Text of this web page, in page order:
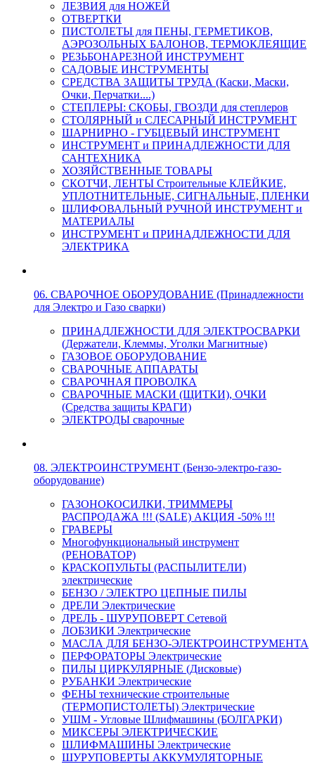
ЛЕЗВИЯ для НОЖЕЙ
ОТВЕРТКИ
ПИСТОЛЕТЫ для ПЕНЫ, ГЕРМЕТИКОВ,
АЭРОЗОЛЬНЫХ БАЛОНОВ, ТЕРМОКЛЕЯЩИЕ
РЕЗЬБОНАРЕЗНОЙ ИНСТРУМЕНТ
САДОВЫЕ ИНСТРУМЕНТЫ
СРЕДСТВА ЗАЩИТЫ ТРУДА (Каски, Маски,
Очки, Перчатки....)
СТЕПЛЕРЫ: СКОБЫ, ГВОЗДИ для степлеров
СТОЛЯРНЫЙ и СЛЕСАРНЫЙ ИНСТРУМЕНТ
ШАРНИРНО - ГУБЦЕВЫЙ ИНСТРУМЕНТ
ИНСТРУМЕНТ и ПРИНАДЛЕЖНОСТИ ДЛЯ
САНТЕХНИКА
ХОЗЯЙСТВЕННЫЕ ТОВАРЫ
СКОТЧИ, ЛЕНТЫ Строительные КЛЕЙКИЕ,
УПЛОТНИТЕЛЬНЫЕ, СИГНАЛЬНЫЕ, ПЛЕНКИ
ШЛИФОВАЛЬНЫЙ РУЧНОЙ ИНСТРУМЕНТ и
МАТЕРИАЛЫ
ИНСТРУМЕНТ и ПРИНАДЛЕЖНОСТИ ДЛЯ
ЭЛЕКТРИКА
06. СВАРОЧНОЕ ОБОРУДОВАНИЕ (Принадлежности
для Электро и Газо сварки)
ПРИНАДЛЕЖНОСТИ ДЛЯ ЭЛЕКТРОСВАРКИ
(Держатели, Клеммы, Уголки Магнитные)
ГАЗОВОЕ ОБОРУДОВАНИЕ
СВАРОЧНЫЕ АППАРАТЫ
СВАРОЧНАЯ ПРОВОЛКА
СВАРОЧНЫЕ МАСКИ (ЩИТКИ), ОЧКИ
(Средства защиты КРАГИ)
ЭЛЕКТРОДЫ сварочные
08. ЭЛЕКТРОИНСТРУМЕНТ (Бензо-электро-газо-
оборудование)
ГАЗОНОКОСИЛКИ, ТРИММЕРЫ
РАСПРОДАЖА !!! (SALE) АКЦИЯ -50% !!!
ГРАВЕРЫ
Многофункциональный инструмент
(РЕНОВАТОР)
КРАСКОПУЛЬТЫ (РАСПЫЛИТЕЛИ)
электрические
БЕНЗО / ЭЛЕКТРО ЦЕПНЫЕ ПИЛЫ
ДРЕЛИ Электрические
ДРЕЛЬ - ШУРУПОВЕРТ Сетевой
ЛОБЗИКИ Электрические
МАСЛА ДЛЯ БЕНЗО-ЭЛЕКТРОИНСТРУМЕНТА
ПЕРФОРАТОРЫ Электрические
ПИЛЫ ЦИРКУЛЯРНЫЕ (Дисковые)
РУБАНКИ Электрические
ФЕНЫ технические строительные
(ТЕРМОПИСТОЛЕТЫ) Электрические
УШМ - Угловые Шлифмашины (БОЛГАРКИ)
МИКСЕРЫ ЭЛЕКТРИЧЕСКИЕ
ШЛИФМАШИНЫ Электрические
ШУРУПОВЕРТЫ АККУМУЛЯТОРНЫЕ